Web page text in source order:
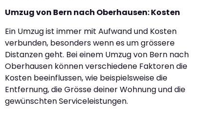
Umzug von Bern nach Oberhausen: Kosten
Ein Umzug ist immer mit Aufwand und Kosten
verbunden, besonders wenn es um grössere
Distanzen geht. Bei einem Umzug von Bern nach
Oberhausen können verschiedene Faktoren die
Kosten beeinflussen, wie beispielsweise die
Entfernung, die Grösse deiner Wohnung und die
gewünschten Serviceleistungen.